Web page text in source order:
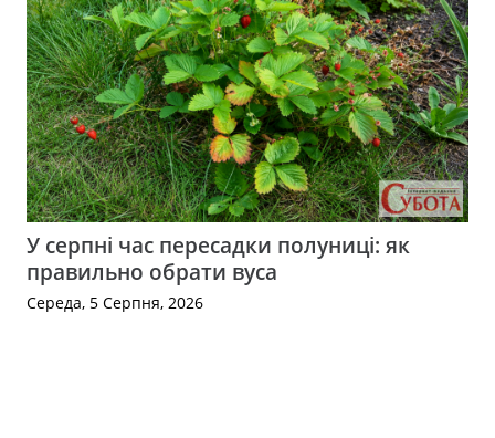
У серпні час пересадки полуниці: як
правильно обрати вуса
Середа, 5 Серпня, 2026